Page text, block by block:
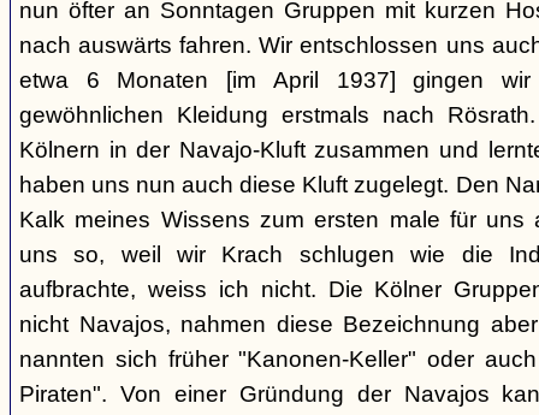
nun öfter an Sonntagen Gruppen mit kurzen
nach auswärts fahren. Wir entschlossen uns
etwa 6 Monaten [im April 1937] gingen
gewöhnlichen Kleidung erstmals nach
Kölnern in der Navajo-Kluft zusammen und
haben uns nun auch diese Kluft zugelegt. Den
Kalk meines Wissens zum ersten male für uns
uns so, weil wir Krach schlugen wie die
aufbrachte, weiss ich nicht. Die Kölner
nicht Navajos, nahmen diese Bezeichnung
nannten sich früher "Kanonen-Keller" oder
Piraten". Von einer Gründung der Navajos